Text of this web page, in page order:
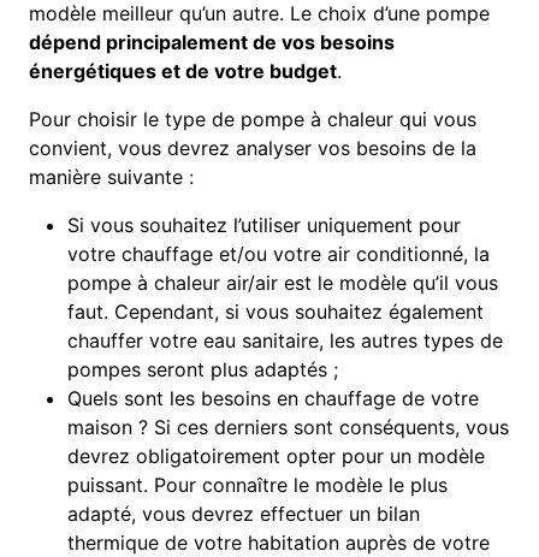
modèle meilleur qu’un autre. Le choix d’une pompe
dépend principalement de vos besoins
énergétiques et de votre budget.
Pour choisir le type de pompe à chaleur qui vous
convient, vous devrez analyser vos besoins de la
manière suivante :
Si vous souhaitez l’utiliser uniquement pour
votre chauffage et/ou votre air conditionné, la
pompe à chaleur air/air est le modèle qu’il vous
faut. Cependant, si vous souhaitez également
chauffer votre eau sanitaire, les autres types de
pompes seront plus adaptés ;
Quels sont les besoins en chauffage de votre
maison ? Si ces derniers sont conséquents, vous
devrez obligatoirement opter pour un modèle
puissant. Pour connaître le modèle le plus
adapté, vous devrez effectuer un bilan
thermique de votre habitation auprès de votre